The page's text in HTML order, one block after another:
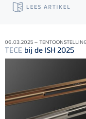
LEES ARTIKEL
06.03.2025 –
TECE bij de ISH 2025